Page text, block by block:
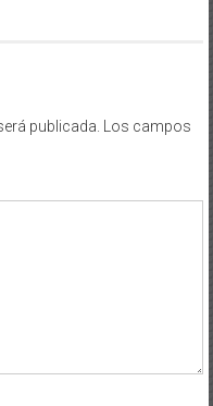
publicada.
Los campos